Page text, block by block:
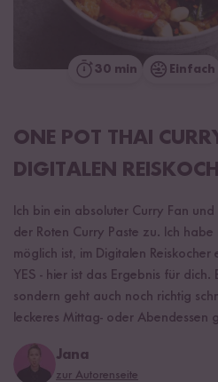
30 min Einfach
ONE POT THAI
DIGITALEN
Ich bin ein absoluter Curry Fan
der Roten Curry Paste zu. Ich
möglich ist, im Digitalen
YES - hier ist das Ergebnis für dich.
sondern geht auch noch richtig
leckeres Mittag- oder Abendessen
Jana
zur Autorenseite